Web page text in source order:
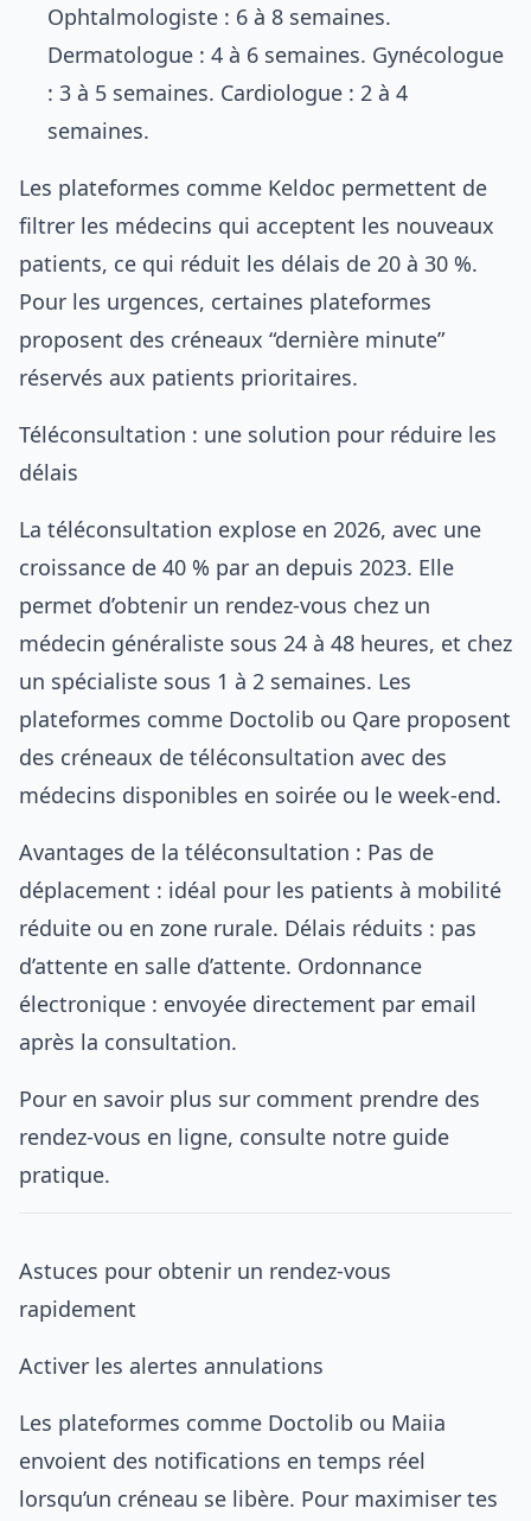
Ophtalmologiste : 6 à 8 semaines.
Dermatologue : 4 à 6 semaines. Gynécologue
: 3 à 5 semaines. Cardiologue : 2 à 4
semaines.
Les plateformes comme Keldoc permettent de
filtrer les médecins qui acceptent les nouveaux
patients, ce qui réduit les délais de 20 à 30 %.
Pour les urgences, certaines plateformes
proposent des créneaux “dernière minute”
réservés aux patients prioritaires.
Téléconsultation : une solution pour réduire les
délais
La téléconsultation explose en 2026, avec une
croissance de 40 % par an depuis 2023. Elle
permet d’obtenir un rendez-vous chez un
médecin généraliste sous 24 à 48 heures, et chez
un spécialiste sous 1 à 2 semaines. Les
plateformes comme Doctolib ou Qare proposent
des créneaux de téléconsultation avec des
médecins disponibles en soirée ou le week-end.
Avantages de la téléconsultation : Pas de
déplacement : idéal pour les patients à mobilité
réduite ou en zone rurale. Délais réduits : pas
d’attente en salle d’attente. Ordonnance
électronique : envoyée directement par email
après la consultation.
Pour en savoir plus sur comment prendre des
rendez-vous en ligne, consulte notre guide
pratique.
Astuces pour obtenir un rendez-vous
rapidement
Activer les alertes annulations
Les plateformes comme Doctolib ou Maiia
envoient des notifications en temps réel
lorsqu’un créneau se libère. Pour maximiser tes